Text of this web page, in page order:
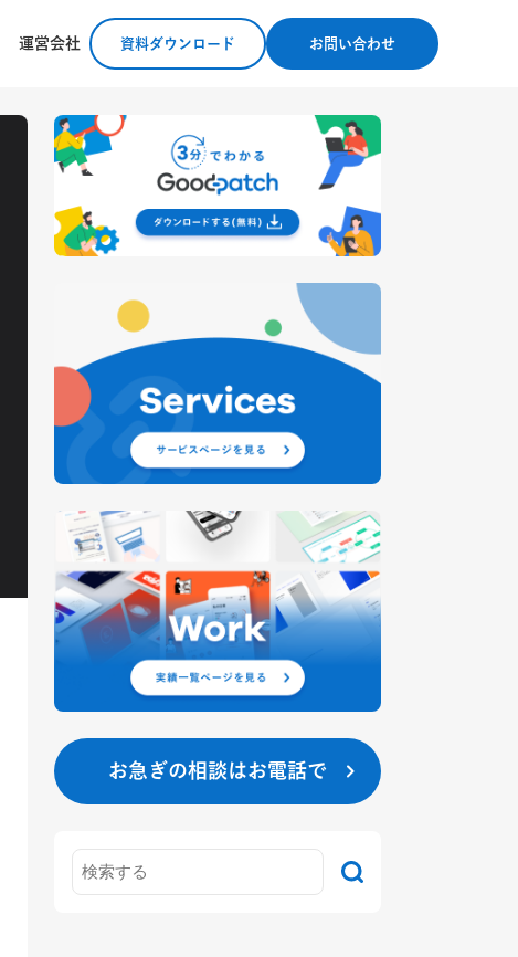
運営会社 資料ダウンロード お問い合わせ
お急ぎの相談はお電話で